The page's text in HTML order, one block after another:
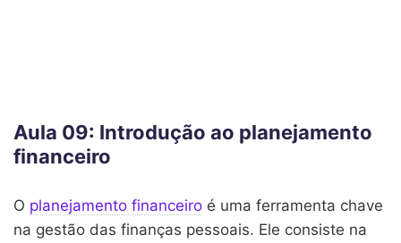
Aula 09: Introdução ao planejamento
financeiro
O planejamento financeiro é uma ferramenta chave
na gestão das finanças pessoais. Ele consiste na